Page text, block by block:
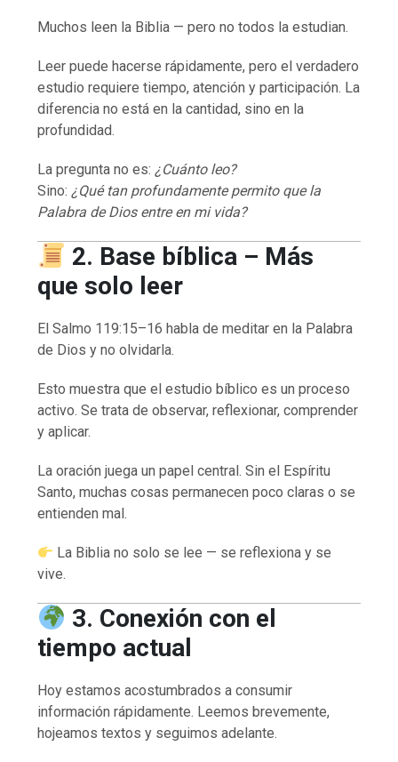
Muchos leen la Biblia — pero no todos la estudian.
Leer puede hacerse rápidamente, pero el verdadero
estudio requiere tiempo, atención y participación. La
diferencia no está en la cantidad, sino en la
profundidad.
La pregunta no es:¿Cuánto leo?
Sino:¿Qué tan profundamente permito que la
Palabra de Dios entre en mi vida?
2. Base bíblica – Más
que solo leer
El Salmo 119:15–16 habla de meditar en la Palabra
de Dios y no olvidarla.
Esto muestra que el estudio bíblico es un proceso
activo. Se trata de observar, reflexionar, comprender
y aplicar.
La oración juega un papel central. Sin el Espíritu
Santo, muchas cosas permanecen poco claras o se
entienden mal.
La Biblia no solo se lee — se reflexiona y se
vive.
3. Conexión con el
tiempo actual
Hoy estamos acostumbrados a consumir
información rápidamente. Leemos brevemente,
hojeamos textos y seguimos adelante.